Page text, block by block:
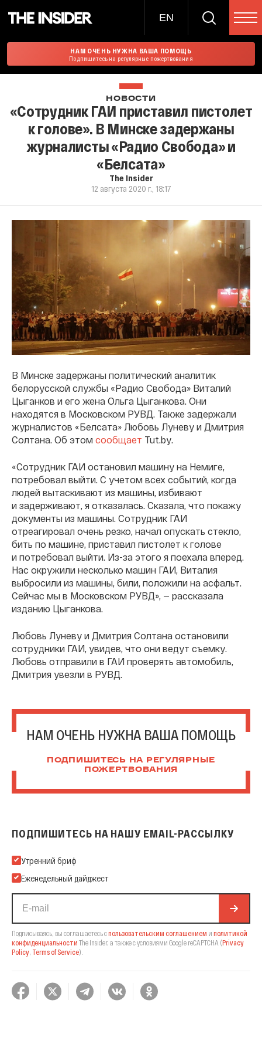
EN
НАМ ОЧЕНЬ НУЖНА ВАША ПОМОЩЬ
Подпишитесь на регулярные пожертвования
НОВОСТИ
«Сотрудник ГАИ приставил пистолет
к голове». В Минске задержаны
журналисты «Радио Свобода» и
«Белсата»
The Insider
12 августа 2020 г., 18:17
В Минске задержаны политический аналитик
белорусской службы «Радио Свобода» Виталий
Цыганков и его жена Ольга Цыганкова. Они
находятся в Московском РУВД. Также задержали
журналистов «Белсата» Любовь Луневу и Дмитрия
Солтана. Об этом сообщает Tut.by.
«Сотрудник ГАИ остановил машину на Немиге,
потребовал выйти. С учетом всех событий, когда
людей вытаскивают из машины, избивают
и задерживают, я отказалась. Сказала, что покажу
документы из машины. Сотрудник ГАИ
отреагировал очень резко, начал опускать стекло,
бить по машине, приставил пистолет к голове
и потребовал выйти. Из-за этого я поехала вперед.
Нас окружили несколько машин ГАИ, Виталия
выбросили из машины, били, положили на асфальт.
Сейчас мы в Московском РУВД», — рассказала
изданию Цыганкова.
Любовь Луневу и Дмитрия Солтана остановили
сотрудники ГАИ, увидев, что они ведут съемку.
Любовь отправили в ГАИ проверять автомобиль,
Дмитрия увезли в РУВД.
НАМ ОЧЕНЬ НУЖНА ВАША ПОМОЩЬ
ПОДПИШИТЕСЬ НА РЕГУЛЯРНЫЕ
ПОЖЕРТВОВАНИЯ
ПОДПИШИТЕСЬ НА НАШУ EMAIL-РАССЫЛКУ
Подпишитесь на нашу Email-рассылку
Утренний бриф
Еженедельный дайджест
Подписываясь, вы соглашаетесь спользовательским соглашением и политикой
конфиденциальности The Insider, а также с условиями Google reCAPTCHA (Privacy
Policy Terms of Service).